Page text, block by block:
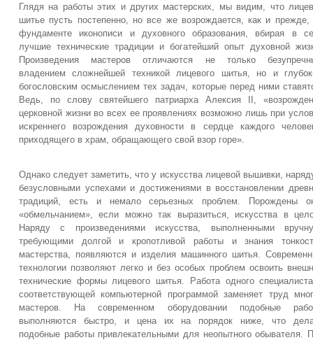
Глядя на работы этих и других мастерских, мы видим, что
шитье пусть постепенно, но все же возрождается, как и прежде,
фундаменте иконописи и духовного образования, вбирая в
лучшие технические традиции и богатейший опыт духовной
Произведения мастеров отличаются не только
владением сложнейшей техникой лицевого шитья, но и
богословским осмыслением тех задач, которые перед ними
Ведь, по слову святейшего патриарха Алексия II,
церковной жизни во всех ее проявлениях возможно лишь при
искреннего возрождения духовности в сердце каждого
приходящего в храм, обращающего свой взор горе».
Однако следует заметить, что у искусства лицевой вышивки,
безусловными успехами и достижениями в восстановлении
традиций, есть и немало серьезных проблем. Порождены
«обмельчанием», если можно так выразиться, искусства в
Наряду с произведениями искусства, выполненными
требующими долгой и кропотливой работы и знания
мастерства, появляются и изделия машинного шитья.
технологии позволяют легко и без особых проблем освоить
технические формы лицевого шитья. Работа одного
соответствующей компьютерной программой заменяет труд
мастеров. На современном оборудовании подобные
выполняются быстро, и цена их на порядок ниже, что
подобные работы привлекательными для неопытного обывателя.